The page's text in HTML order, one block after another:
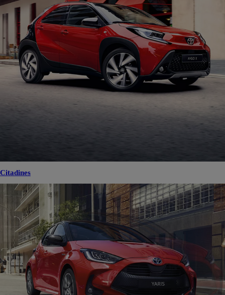
Citadines